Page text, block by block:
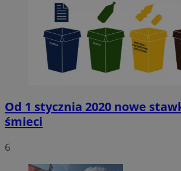
Od 1 stycznia 2020 nowe
śmieci
6